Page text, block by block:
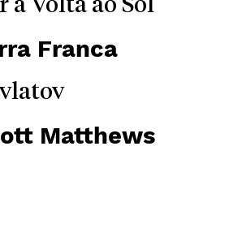
a Volta ao Sol
Franca
Matthews